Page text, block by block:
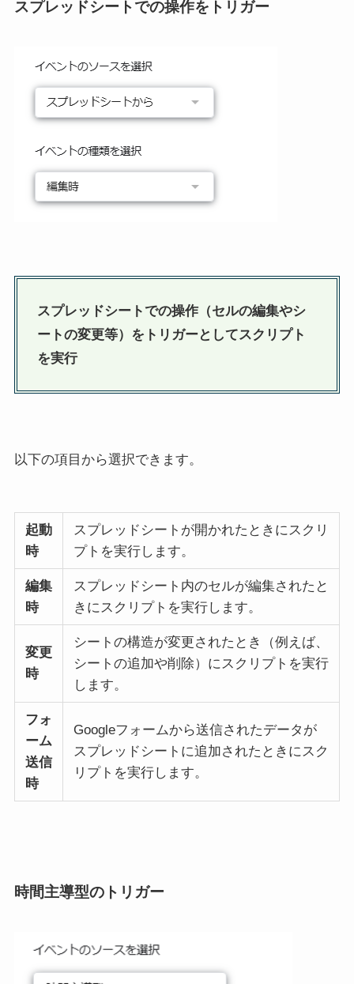
スプレッドシートでの操作をトリガー
スプレッドシートでの操作（セルの編集やシ
ートの変更等）をトリガーとしてスクリプト
を実行
以下の項目から選択できます。
起動
時
スプレッドシートが開かれたときにスクリ
プトを実行します。
編集
時
スプレッドシート内のセルが編集されたと
きにスクリプトを実行します。
変更
時
シートの構造が変更されたとき（例えば、
シートの追加や削除）にスクリプトを実行
します。
フォ
ーム
送信
時
Googleフォームから送信されたデータが
スプレッドシートに追加されたときにスク
リプトを実行します。
時間主導型のトリガー